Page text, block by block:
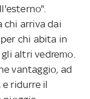
chi arriva dai
chi abita in
altri vedremo.
vantaggio, ad
ridurre il